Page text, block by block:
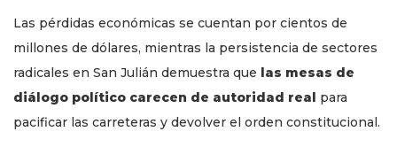
Las pérdidas económicas se cuentan por cientos de
millones de dólares, mientras la persistencia de sectores
radicales en San Julián demuestra que las mesas de
diálogo político carecen de autoridad real para
pacificar las carreteras y devolver el orden constitucional.